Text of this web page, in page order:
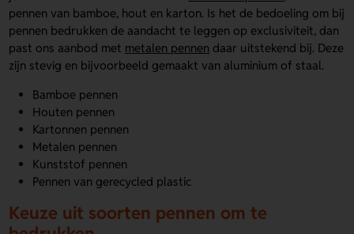
pennen van bamboe, hout en karton. Is het de bedoeling om bij
pennen bedrukken de aandacht te leggen op exclusiviteit, dan
past ons aanbod met metalen pennen daar uitstekend bij. Deze
zijn stevig en bijvoorbeeld gemaakt van aluminium of staal.
Bamboe pennen
Houten pennen
Kartonnen pennen
Metalen pennen
Kunststof pennen
Pennen van gerecycled plastic
Keuze uit soorten pennen om te